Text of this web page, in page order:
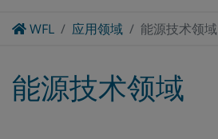
WFLHome应用领域 能源技术领域
能源技术领域